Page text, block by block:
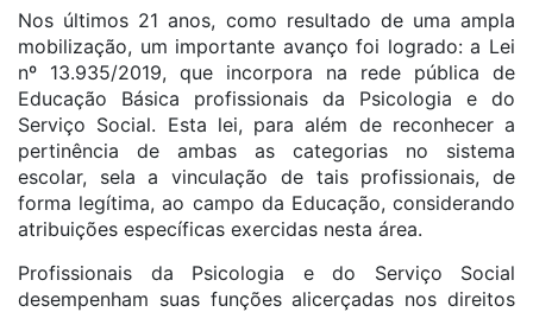
Nos últimos 21 anos, como resultado de uma ampla
mobilização, um importante avanço foi logrado: a Lei
nº 13.935/2019, que incorpora na rede pública de
Educação Básica profissionais da Psicologia e do
Serviço Social. Esta lei, para além de reconhecer a
pertinência de ambas as categorias no sistema
escolar, sela a vinculação de tais profissionais, de
forma legítima, ao campo da Educação, considerando
atribuições específicas exercidas nesta área.
Profissionais da Psicologia e do Serviço Social
desempenham suas funções alicerçadas nos direitos